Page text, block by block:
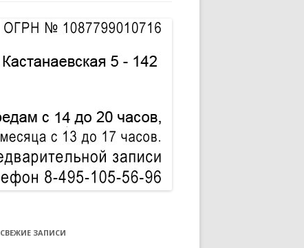
АККРЕДИТОВАННЫЙ ЭКСПЕРТ
СВЕЖИЕ ЗАПИСИ